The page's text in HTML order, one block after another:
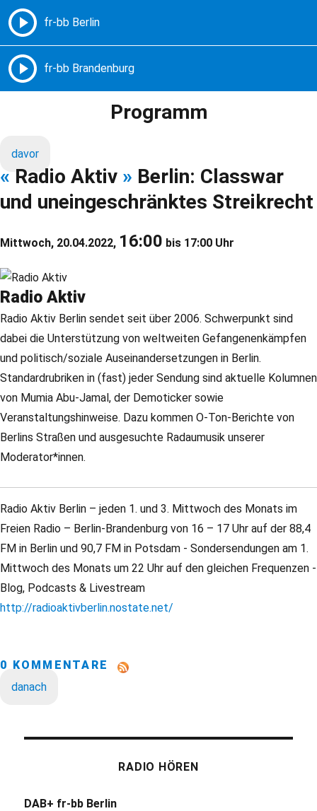
Freie Radios – Berlin Brandenburg
Programm
davor
« Radio Aktiv » Berlin: Classwar
und uneingeschränktes Streikrecht
Mittwoch, 20.04.2022, 16:00 bis 17:00 Uhr
Radio Aktiv
Radio Aktiv Berlin sendet seit über 2006. Schwerpunkt sind
dabei die Unterstützung von weltweiten Gefangenenkämpfen
und politisch/soziale Auseinandersetzungen in Berlin.
Standardrubriken in (fast) jeder Sendung sind aktuelle Kolumnen
von Mumia Abu-Jamal, der Demoticker sowie
Veranstaltungshinweise. Dazu kommen O-Ton-Berichte von
Berlins Straßen und ausgesuchte Radaumusik unserer
Moderator*innen.
Radio Aktiv Berlin – jeden 1. und 3. Mittwoch des Monats im
Freien Radio – Berlin-Brandenburg von 16 – 17 Uhr auf der 88,4
FM in Berlin und 90,7 FM in Potsdam - Sondersendungen am 1.
Mittwoch des Monats um 22 Uhr auf den gleichen Frequenzen -
Blog, Podcasts & Livestream
http://radioaktivberlin.nostate.net/
0 KOMMENTARE
danach
RADIO HÖREN
DAB+ fr-bb Berlin